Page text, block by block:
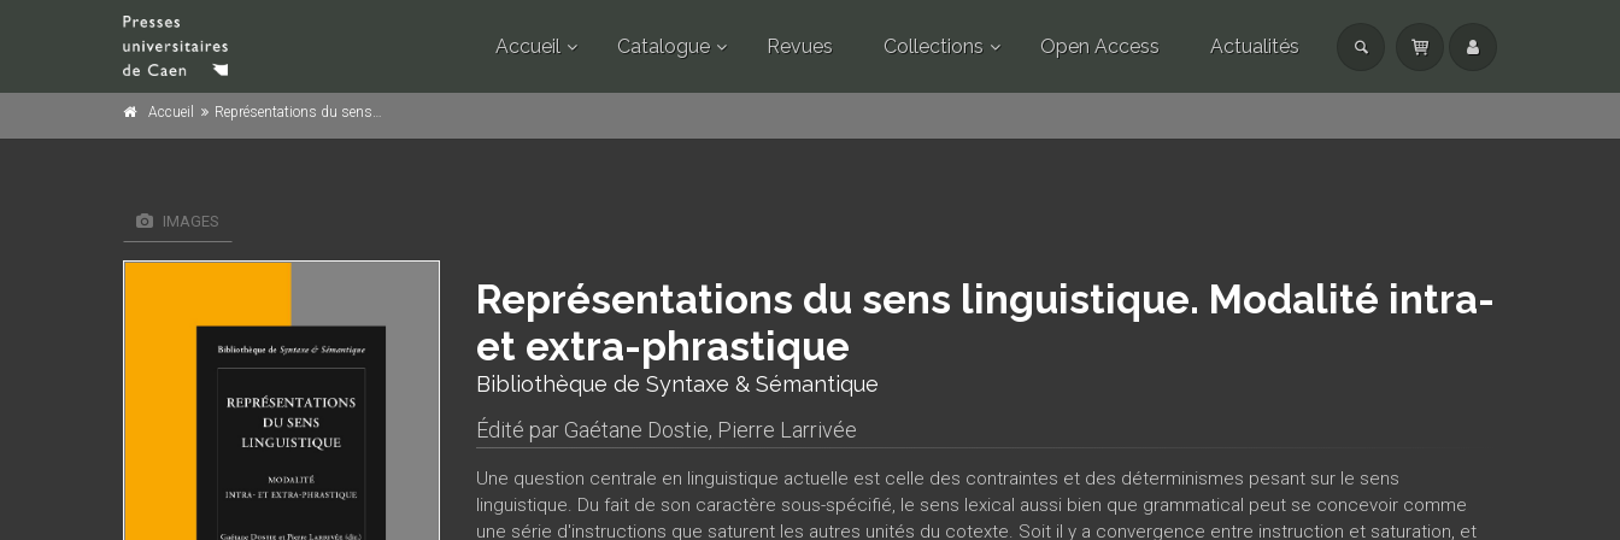
Accueil Catalogue Revues Collections Open Access Actualités
Accueil Représentations du sens linguistique. Modalité intra- et extra-phrastique
IMAGES
Représentations du sens linguistique. Modalité intra-
et extra-phrastique
Bibliothèque de Syntaxe & Sémantique
Édité par Gaétane Dostie, Pierre Larrivée
Une question centrale en linguistique actuelle est celle des contraintes et des déterminismes pesant sur le sens
linguistique. Du fait de son caractère sous-spécifié, le sens lexical aussi bien que grammatical peut se concevoir comme
une série d'instructions que saturent les autres unités du cotexte. Soit il y a convergence entre instruction et saturation, et